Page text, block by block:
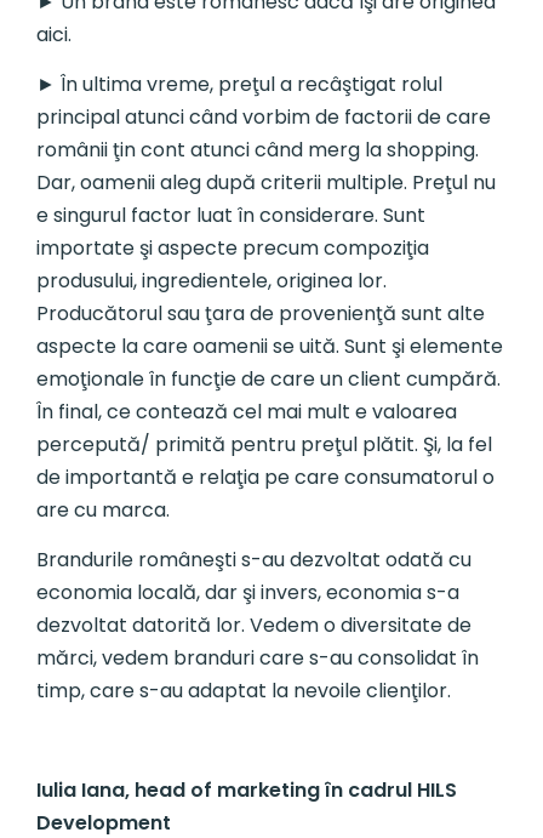
aici.
► În ultima vreme, preţul a recâştigat rolul
principal atunci când vorbim de factorii de care
românii ţin cont atunci când merg la shopping.
Dar, oamenii aleg după criterii multiple. Preţul nu
e singurul factor luat în considerare. Sunt
importate şi aspecte precum compoziţia
produsului, ingredientele, originea lor.
Producătorul sau ţara de provenienţă sunt alte
aspecte la care oamenii se uită. Sunt şi elemente
emoţionale în funcţie de care un client cumpără.
În final, ce contează cel mai mult e valoarea
percepută/ primită pentru preţul plătit. Şi, la fel
de importantă e relaţia pe care consumatorul o
are cu marca.
Brandurile româneşti s-au dezvoltat odată cu
economia locală, dar şi invers, economia s-a
dezvoltat datorită lor. Vedem o diversitate de
mărci, vedem branduri care s-au consolidat în
timp, care s-au adaptat la nevoile clienţilor.
Iulia Iana, head of marketing în cadrul HILS
Development